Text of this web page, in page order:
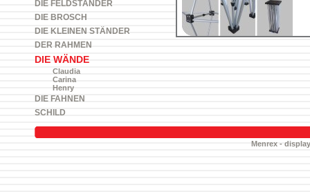
DIE FELDSTÄNDER
DIE BROSCH
DIE KLEINEN STÄNDER
DER RAHMEN
DIE WÄNDE
Claudia
Carina
Henry
DIE FAHNEN
SCHILD
Menrex -